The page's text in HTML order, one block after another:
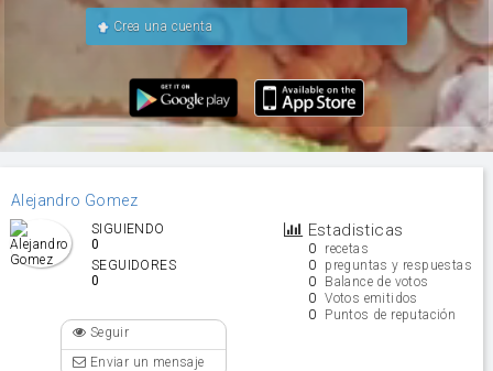
Crea una cuenta
Alejandro Gomez
Estadisticas
0 recetas
0 preguntas y respuestas
0 Balance de votos
0 Votos emitidos
0 Puntos de reputación
SIGUIENDO
0
SEGUIDORES
0
Seguir
Enviar un mensaje